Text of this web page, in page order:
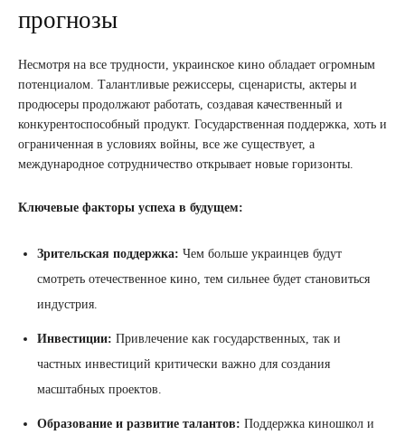
прогнозы
Несмотря на все трудности, украинское кино обладает огромным
потенциалом. Талантливые режиссеры, сценаристы, актеры и
продюсеры продолжают работать, создавая качественный и
конкурентоспособный продукт. Государственная поддержка, хоть и
ограниченная в условиях войны, все же существует, а
международное сотрудничество открывает новые горизонты.
Ключевые факторы успеха в будущем:
Зрительская поддержка: Чем больше украинцев будут
смотреть отечественное кино, тем сильнее будет становиться
индустрия.
Инвестиции: Привлечение как государственных, так и
частных инвестиций критически важно для создания
масштабных проектов.
Образование и развитие талантов: Поддержка киношкол и